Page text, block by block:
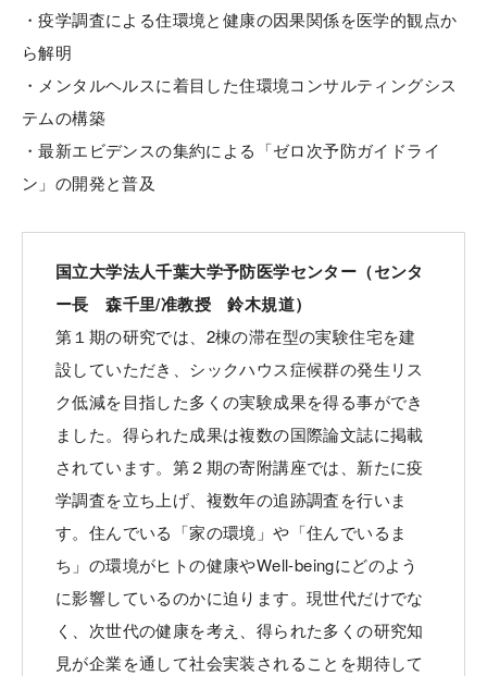
・疫学調査による住環境と健康の因果関係を医学的観点か
ら解明
・メンタルヘルスに着目した住環境コンサルティングシス
テムの構築
・最新エビデンスの集約による「ゼロ次予防ガイドライ
ン」の開発と普及
国立大学法人千葉大学予防医学センター（センタ
ー長 森千里/准教授 鈴木規道）
第１期の研究では、2棟の滞在型の実験住宅を建
設していただき、シックハウス症候群の発生リス
ク低減を目指した多くの実験成果を得る事ができ
ました。得られた成果は複数の国際論文誌に掲載
されています。第２期の寄附講座では、新たに疫
学調査を立ち上げ、複数年の追跡調査を行いま
す。住んでいる「家の環境」や「住んでいるま
ち」の環境がヒトの健康やWell-beingにどのよう
に影響しているのかに迫ります。現世代だけでな
く、次世代の健康を考え、得られた多くの研究知
見が企業を通して社会実装されることを期待して